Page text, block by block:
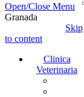
Open/Close Menu
Granada
Skip
to content
Clinica
Veterinaria